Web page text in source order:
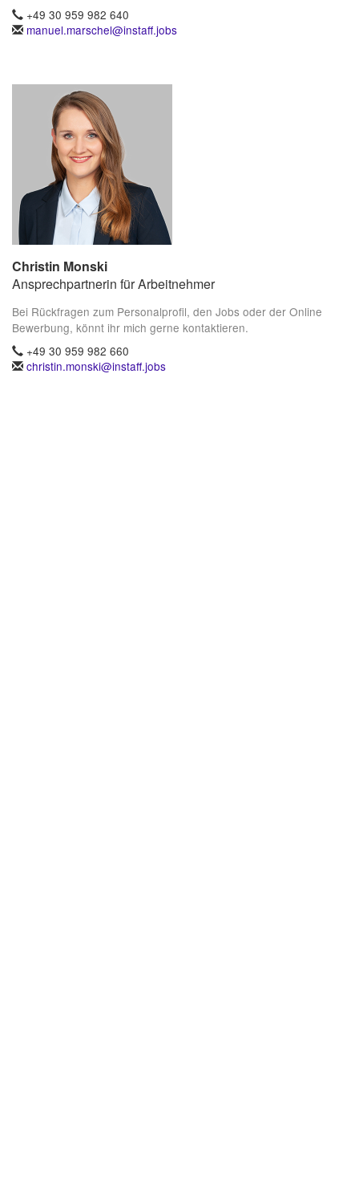
+49 30 959 982 640
manuel.marschel@instaff.jobs
Christin Monski
Ansprechpartnerin für Arbeitnehmer
Bei Rückfragen zum Personalprofil, den Jobs oder der Online
Bewerbung, könnt ihr mich gerne kontaktieren.
+49 30 959 982 660
christin.monski@instaff.jobs